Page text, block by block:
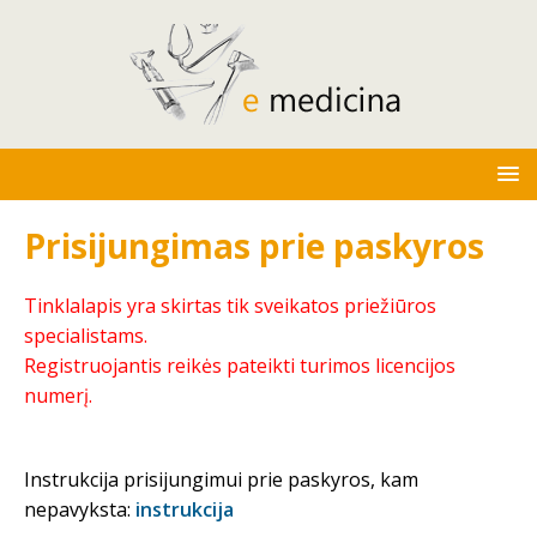
Prisijungimas prie paskyros
Tinklalapis yra skirtas tik sveikatos priežiūros
specialistams.
Registruojantis reikės pateikti turimos licencijos
numerį.
Instrukcija prisijungimui prie paskyros, kam
nepavyksta: instrukcija